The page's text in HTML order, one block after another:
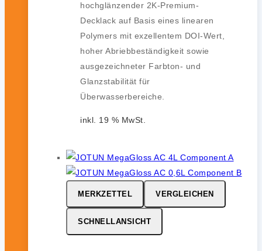
hochglänzender 2K-Premium-
Decklack auf Basis eines linearen
Polymers mit exzellentem DOI-Wert,
hoher Abriebbeständigkeit sowie
ausgezeichneter Farbton- und
Glanzstabilität für
Überwasserbereiche.
inkl. 19 % MwSt.
MERKZETTEL VERGLEICHEN
SCHNELLANSICHT